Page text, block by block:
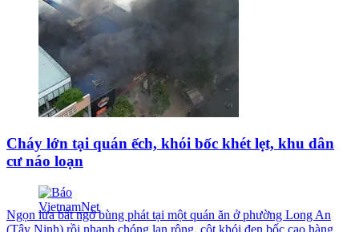
Cháy lớn tại quán ếch, khói bốc khét lẹt, khu dân
cư náo loạn
Ngọn lửa bất ngờ bùng phát tại một quán ăn ở phường Long An
(Tây Ninh) rồi nhanh chóng lan rộng, cột khói đen bốc cao hàng